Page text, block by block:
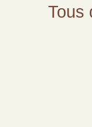
Tous